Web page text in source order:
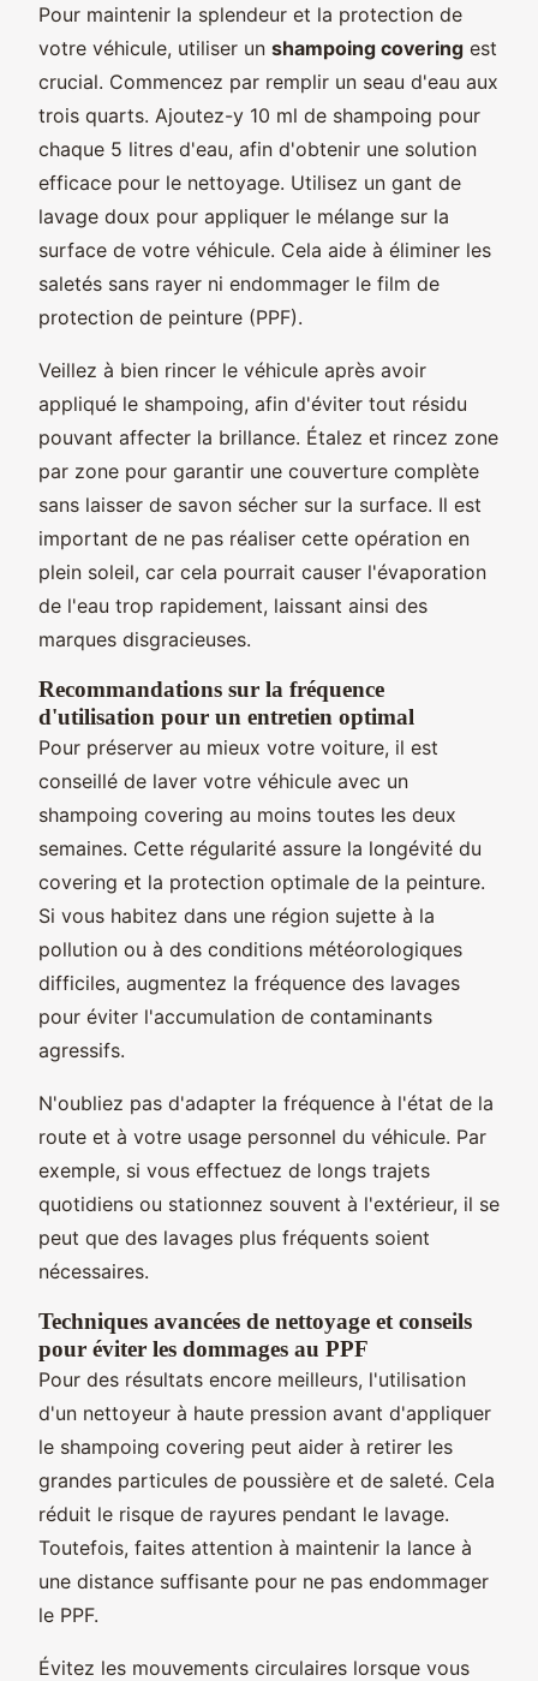
Pour maintenir la splendeur et la protection de
votre véhicule, utiliser un shampoing covering est
crucial. Commencez par remplir un seau d'eau aux
trois quarts. Ajoutez-y 10 ml de shampoing pour
chaque 5 litres d'eau, afin d'obtenir une solution
efficace pour le nettoyage. Utilisez un gant de
lavage doux pour appliquer le mélange sur la
surface de votre véhicule. Cela aide à éliminer les
saletés sans rayer ni endommager le film de
protection de peinture (PPF).
Veillez à bien rincer le véhicule après avoir
appliqué le shampoing, afin d'éviter tout résidu
pouvant affecter la brillance. Étalez et rincez zone
par zone pour garantir une couverture complète
sans laisser de savon sécher sur la surface. Il est
important de ne pas réaliser cette opération en
plein soleil, car cela pourrait causer l'évaporation
de l'eau trop rapidement, laissant ainsi des
marques disgracieuses.
Recommandations sur la fréquence
d'utilisation pour un entretien optimal
Pour préserver au mieux votre voiture, il est
conseillé de laver votre véhicule avec un
shampoing covering au moins toutes les deux
semaines. Cette régularité assure la longévité du
covering et la protection optimale de la peinture.
Si vous habitez dans une région sujette à la
pollution ou à des conditions météorologiques
difficiles, augmentez la fréquence des lavages
pour éviter l'accumulation de contaminants
agressifs.
N'oubliez pas d'adapter la fréquence à l'état de la
route et à votre usage personnel du véhicule. Par
exemple, si vous effectuez de longs trajets
quotidiens ou stationnez souvent à l'extérieur, il se
peut que des lavages plus fréquents soient
nécessaires.
Techniques avancées de nettoyage et conseils
pour éviter les dommages au PPF
Pour des résultats encore meilleurs, l'utilisation
d'un nettoyeur à haute pression avant d'appliquer
le shampoing covering peut aider à retirer les
grandes particules de poussière et de saleté. Cela
réduit le risque de rayures pendant le lavage.
Toutefois, faites attention à maintenir la lance à
une distance suffisante pour ne pas endommager
le PPF.
Évitez les mouvements circulaires lorsque vous